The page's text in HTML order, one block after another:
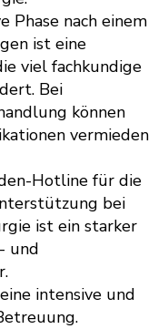
Phase nach einem
ist eine
viel fachkundige
Bei
können
vermieden
Hotline für die
bei
ist ein starker
und
intensive und